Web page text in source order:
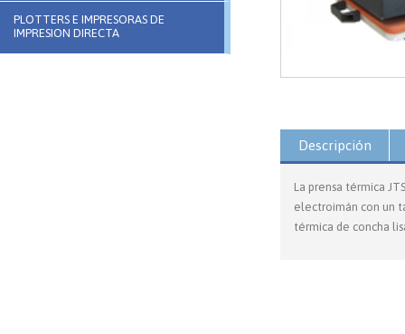
PLOTTERS E IMPRESORAS DE
IMPRESION DIRECTA
Descripción
La prensa térmica
electroimán con un
térmica de concha